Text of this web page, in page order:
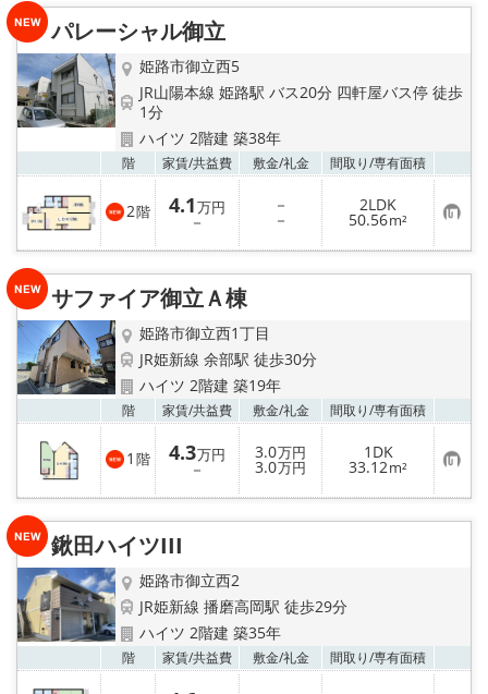
り
パレーシャル御立
姫路市御立西5
JR山陽本線 姫路駅 バス20分 四軒屋バス停 徒歩
1分
ハイツ 2階建 築38年
階 家賃/共益費 敷金/礼金 間取り/専有面積
2階 4.1万円
－
－
－
2LDK
50.56m² お
気
に
り
サファイア御立Ａ棟
姫路市御立西1丁目
JR姫新線 余部駅 徒歩30分
ハイツ 2階建 築19年
階 家賃/共益費 敷金/礼金 間取り/専有面積
1 階 4.3万円
－
3.0万円
3.0万円
1DK
33.12m² お
気
に
り
鍬田ハイツIII
姫路市御立西2
JR姫新線 播磨高岡駅 徒歩29分
ハイツ 2階建 築35年
階 家賃/共益費 敷金/礼金 間取り/専有面積